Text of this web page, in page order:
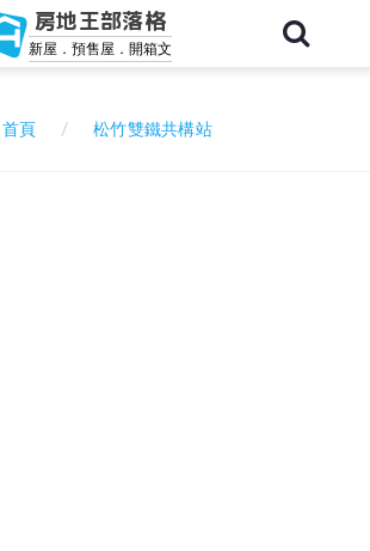
房地王部落格
新屋．預售屋．開箱文
首頁 松竹雙鐵共構站